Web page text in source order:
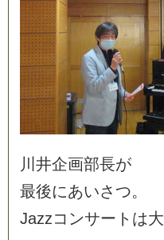
川 井企画部長が
最後にあいさつ。
Jazzコ ンサー ト は大